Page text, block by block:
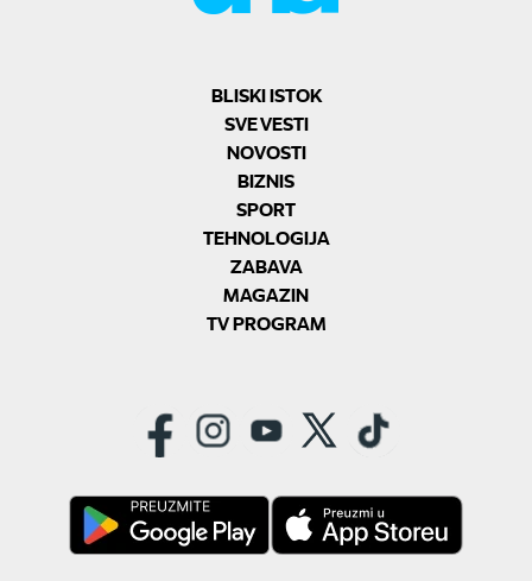
BLISKI ISTOK
SVE VESTI
NOVOSTI
BIZNIS
SPORT
TEHNOLOGIJA
ZABAVA
MAGAZIN
TV PROGRAM